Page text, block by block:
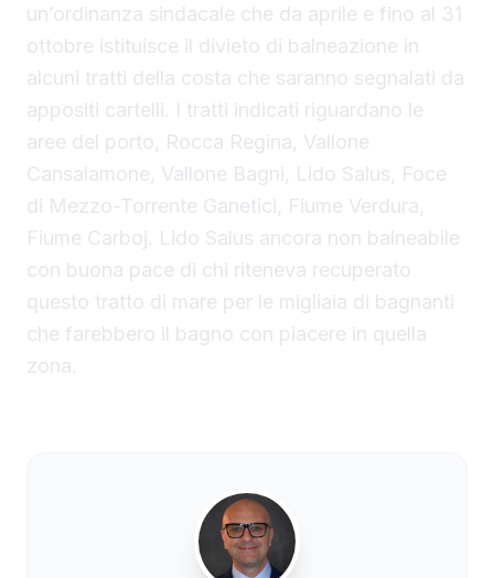
un’ordinanza sindacale che da aprile e fino al 31
ottobre istituisce il divieto di balneazione in
alcuni tratti della costa che saranno segnalati da
appositi cartelli. I tratti indicati riguardano le
aree del porto, Rocca Regina, Vallone
Cansalamone, Vallone Bagni, Lido Salus, Foce
di Mezzo-Torrente Ganetici, Fiume Verdura,
Fiume Carboj. Lido Salus ancora non balneabile
con buona pace di chi riteneva recuperato
questo tratto di mare per le migliaia di bagnanti
che farebbero il bagno con piacere in quella
zona.